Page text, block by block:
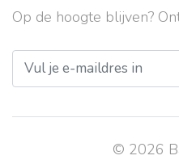
Over ons
Privacy beleid
Op de hoogte blijven?
© 2026